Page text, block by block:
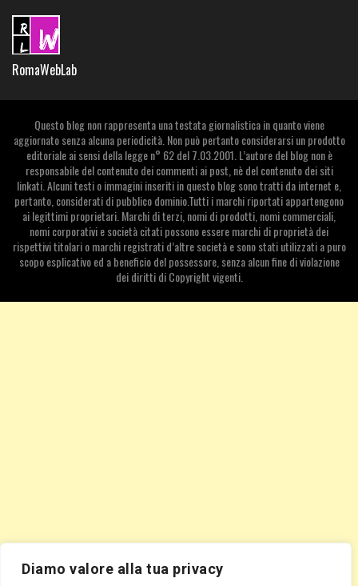
Diamo valore alla tua privacy
RomaWebLab
Questo blog non rappresenta una testata giornalistica in quanto viene
aggiornato senza alcuna periodicità. Non può pertanto considerarsi un prodotto
editoriale ai sensi della legge n° 62 del 7.03.2001. L’autore del blog non è
responsabile del contenuto dei commenti ai post, nè del contenuto dei siti
linkati. Alcuni testi o immagini inseriti in questo blog sono tratti da internet e,
pertanto, considerati di pubblico dominio.Tutti i marchi riportati appartengono
ai legittimi proprietari. Marchi di terzi, nomi di prodotti, nomi commerciali,
nomi corporativi e società citati possono essere marchi di proprietà dei
rispettivi titolari o marchi registrati d’altre società e sono stati utilizzati a puro
scopo esplicativo ed a beneficio del possessore, senza alcun fine di violazione
dei diritti di Copyright vigenti.